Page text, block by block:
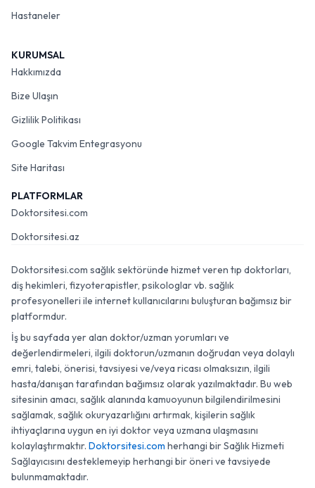
Hastaneler
KURUMSAL
Hakkımızda
Bize Ulaşın
Gizlilik Politikası
Google Takvim Entegrasyonu
Site Haritası
PLATFORMLAR
Doktorsitesi.com
Doktorsitesi.az
Doktorsitesi.com sağlık sektöründe hizmet veren tıp doktorları,
diş hekimleri, fizyoterapistler, psikologlar vb. sağlık
profesyonelleri ile internet kullanıcılarını buluşturan bağımsız bir
platformdur.
İş bu sayfada yer alan doktor/uzman yorumları ve
değerlendirmeleri, ilgili doktorun/uzmanın doğrudan veya dolaylı
emri, talebi, önerisi, tavsiyesi ve/veya ricası olmaksızın, ilgili
hasta/danışan tarafından bağımsız olarak yazılmaktadır. Bu web
sitesinin amacı, sağlık alanında kamuoyunun bilgilendirilmesini
sağlamak, sağlık okuryazarlığını artırmak, kişilerin sağlık
ihtiyaçlarına uygun en iyi doktor veya uzmana ulaşmasını
kolaylaştırmaktır. Doktorsitesi.com herhangi bir Sağlık Hizmeti
Sağlayıcısını desteklemeyip herhangi bir öneri ve tavsiyede
bulunmamaktadır.